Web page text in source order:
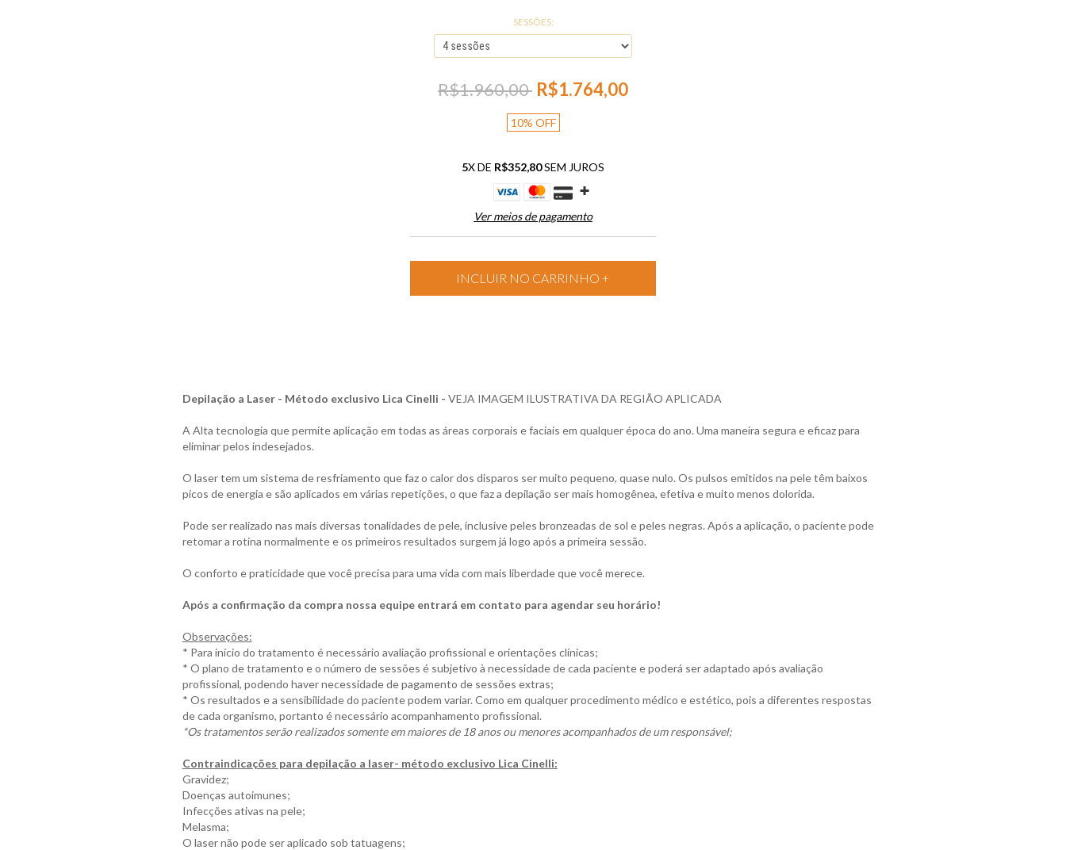
SESSÕES:
R$1.960,00 R$1.764,00
10% OFF
5X DE R$352,80SEM JUROS
Ver meios de pagamento
Depilação a Laser - Método exclusivo Lica Cinelli - VEJA IMAGEM ILUSTRATIVA DA REGIÃO APLICADA
A Alta tecnologia que permite aplicação em todas as áreas corporais e faciais em qualquer época do ano. Uma maneira segura e eficaz para
eliminar pelos indesejados.
O laser tem um sistema de resfriamento que faz o calor dos disparos ser muito pequeno, quase nulo. Os pulsos emitidos na pele têm baixos
picos de energia e são aplicados em várias repetições, o que faz a depilação ser mais homogênea, efetiva e muito menos dolorida.
Pode ser realizado nas mais diversas tonalidades de pele, inclusive peles bronzeadas de sol e peles negras. Após a aplicação, o paciente pode
retomar a rotina normalmente e os primeiros resultados surgem já logo após a primeira sessão.
O conforto e praticidade que você precisa para uma vida com mais liberdade que você merece.
Após a confirmação da compra nossa equipe entrará em contato para agendar seu horário!
Observações:
* Para início do tratamento é necessário avaliação profissional e orientações clínicas;
* O plano de tratamento e o número de sessões é subjetivo à necessidade de cada paciente e poderá ser adaptado após avaliação
profissional, podendo haver necessidade de pagamento de sessões extras;
* Os resultados e a sensibilidade do paciente podem variar. Como em qualquer procedimento médico e estético, pois a diferentes respostas
de cada organismo, portanto é necessário acompanhamento profissional.
*Os tratamentos serão realizados somente em maiores de 18 anos ou menores acompanhados de um responsável;
Contraindicações para depilação a laser- método exclusivo Lica Cinelli:
Gravidez;
Doenças autoimunes;
Infecções ativas na pele;
Melasma;
O laser não pode ser aplicado sob tatuagens;